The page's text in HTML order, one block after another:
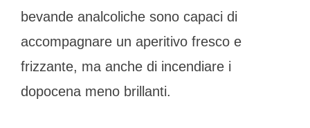
bevande analcoliche sono capaci di
accompagnare un aperitivo fresco e
frizzante, ma anche di incendiare i
dopocena meno brillanti.